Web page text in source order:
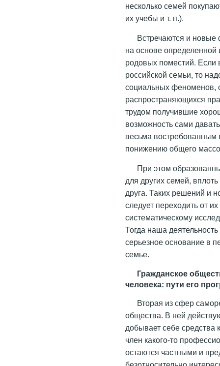
несколько семей
их учебы и т. п.).
Встречаются и
на основе определенной
родовых поместий. Если
российской семьи, то
социальных феноменов,
распространяющихся
трудом получившие
возможность сами
весьма востребованным
понижению общего
При этом
для других семей, вплоть
друга. Таких решений и
следует переходить от
систематическому
Тогда наша
серьезное основание в
семье.
Гражданское
человека: пути его
Вторая из сфер
общества. В ней
добывает себе средства
член какого-то
остаются частными и